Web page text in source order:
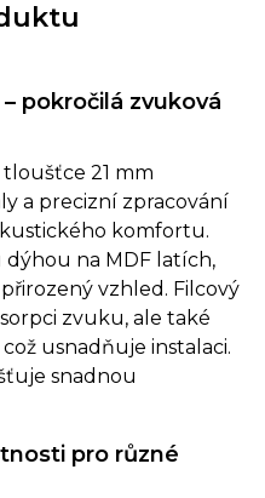
pokročilá zvuková
21 mm
a precizní zpracování
komfortu.
na MDF latích,
vzhled. Filcový
zvuku, ale také
usnadňuje instalaci.
snadnou
pro různé